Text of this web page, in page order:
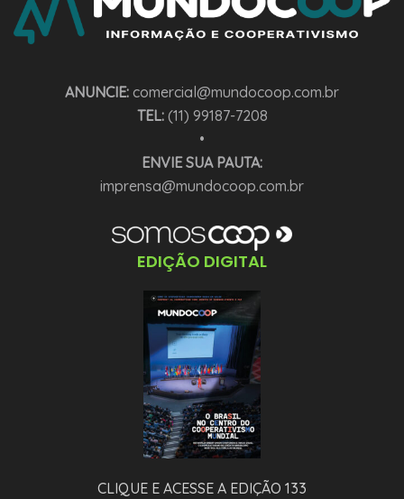
ANUNCIE: comercial@mundocoop.com.br
TEL:(11) 99187-7208
•
ENVIE SUA PAUTA:
imprensa@mundocoop.com.br
EDIÇÃO DIGITAL
CLIQUE E ACESSE A EDIÇÃO 133